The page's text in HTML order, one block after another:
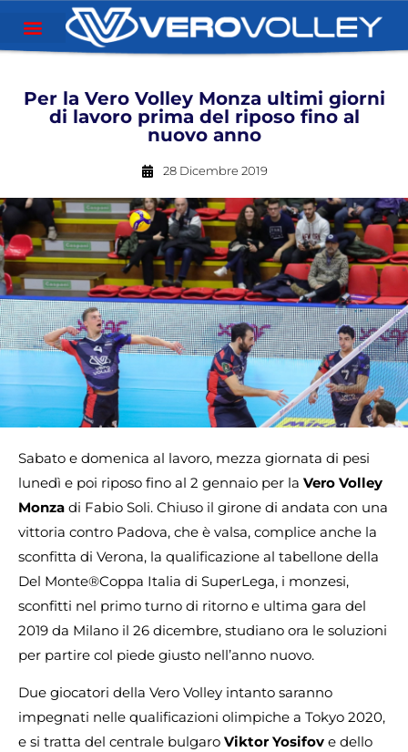
Per la Vero Volley Monza ultimi giorni
di lavoro prima del riposo fino al
nuovo anno
28 Dicembre 2019
Sabato e domenica al lavoro, mezza giornata di pesi
lunedì e poi riposo fino al 2 gennaio per la Vero Volley
Monza di Fabio Soli. Chiuso il girone di andata con una
vittoria contro Padova, che è valsa, complice anche la
sconfitta di Verona, la qualificazione al tabellone della
Del Monte®Coppa Italia di SuperLega, i monzesi,
sconfitti nel primo turno di ritorno e ultima gara del
2019 da Milano il 26 dicembre, studiano ora le soluzioni
per partire col piede giusto nell’anno nuovo.
Due giocatori della Vero Volley intanto saranno
impegnati nelle qualificazioni olimpiche a Tokyo 2020,
e si tratta del centrale bulgaro Viktor Yosifov e dello